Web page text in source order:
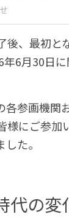
合わせ
後、最初と
年6月30日に
各参画機関
様にご参加
した。
代の変